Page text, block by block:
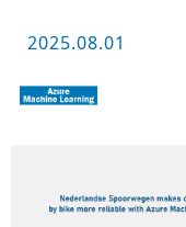
2025.08.01